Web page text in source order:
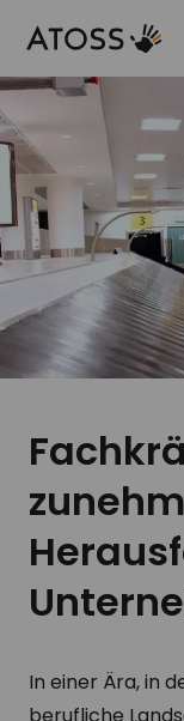
In einer Ära, in